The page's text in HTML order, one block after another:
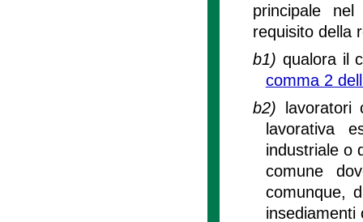
principale
requisito della
b1) qualora il
comma 2
b2)
lavorativa
industriale o
comune
comunque,
insediamenti